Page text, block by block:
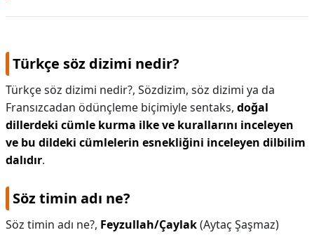
Türkçe söz dizimi nedir?
Türkçe söz dizimi nedir?, Sözdizim, söz dizimi ya da
Fransızcadan ödünçleme biçimiyle sentaks, doğal
dillerdeki cümle kurma ilke ve kurallarını inceleyen
ve bu dildeki cümlelerin esnekliğini inceleyen dilbilim
dalıdır.
Söz timin adı ne?
Söz timin adı ne?, Feyzullah/Çaylak(Aytaç Şaşmaz)